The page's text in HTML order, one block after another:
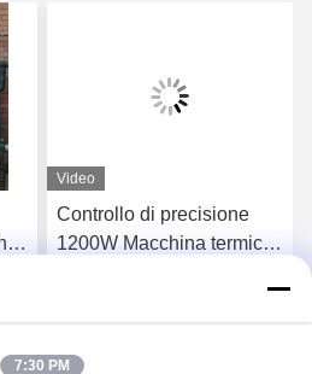
Video
Controllo di precisione
1200W Macchina termica
di trasferimento da 1000L
Ora Chiacchieri
7:30 PM